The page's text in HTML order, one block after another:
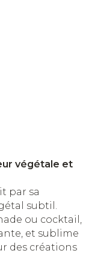
végétale et
par sa
subtil.
ou cocktail,
et sublime
des créations